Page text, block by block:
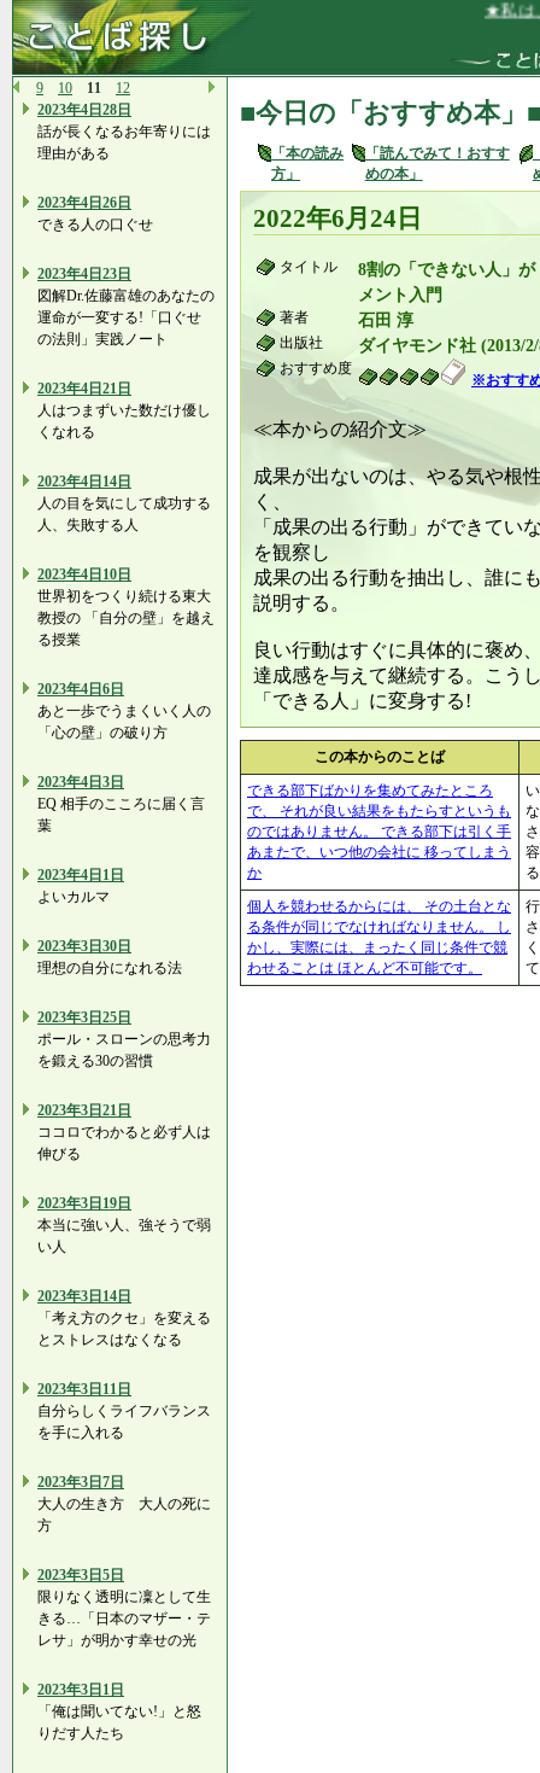
★私は、
9 10 11
12
2023年4日28日
話が長くなるお年寄りには
理由がある
2023年4日26日
できる人の口ぐせ
2023年4日23日
図解Dr.佐藤富雄のあなたの
運命が一変する!「口ぐせ
の法則」実践ノート
2023年4日21日
人はつまずいた数だけ優し
くなれる
2023年4日14日
人の目を気にして成功する
人、失敗する人
2023年4日10日
世界初をつくり続ける東大
教授の 「自分の壁」を越え
る授業
2023年4日6日
あと一歩でうまくいく人の
「心の壁」の破り方
2023年4日3日
EQ 相手のこころに届く言
葉
2023年4日1日
よいカルマ
2023年3日30日
理想の自分になれる法
2023年3日25日
ポール・スローンの思考力
を鍛える30の習慣
2023年3日21日
ココロでわかると必ず人は
伸びる
2023年3日19日
本当に強い人、強そうで弱
い人
2023年3日14日
「考え方のクセ」を変える
とストレスはなくなる
2023年3日11日
自分らしくライフバランス
を手に入れる
2023年3日7日
大人の生き方 大人の死に
方
2023年3日5日
限りなく透明に凜として生
きる…「日本のマザー・テ
レサ」が明かす幸せの光
2023年3日1日
「俺は聞いてない!」と怒
りだす人たち
■今日の「おすすめ本」
「本の読み
方」
「読んでみて！おすす
めの本」
2022年6月24日
タイトル
8割の「できない人」
メント入門
著者 石田 淳
出版社 ダイヤモンド社 (2013/
おすすめ度
※おすす
≪本からの紹介文≫
成果が出ないのは、やる気や根
く、
「成果の出る行動」ができてい
を観察し
成果の出る行動を抽出し、誰に
説明する。
良い行動はすぐに具体的に褒め
達成感を与えて継続する。こう
「できる人」に変身する!
この本からのことば
できる部下ばかりを集めてみたところ
で、 それが良い結果をもたらすというも
のではありません。 できる部下は引く手
あまたで、いつ他の会社に 移ってしまう
か
個人を競わせるからには、 その土台とな
る条件が同じでなければなりません。 し
かし、実際には、まったく同じ条件で競
わせることは ほとんど不可能です。